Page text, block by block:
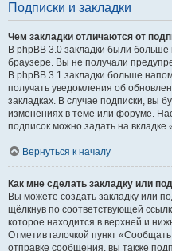
Подписки и закладки
Чем закладки отличаются от
В phpBB 3.0 закладки были
браузере. Вы не получали
В phpBB 3.1 закладки больше
получать уведомления об
закладках. В случае подписки, вы
изменениях в теме или форуме.
подписок можно задать на
Вернуться к началу
Как мне сделать закладку или
Вы можете создать закладку или
щёлкнув по соответствующей
которое находится в верхней и
Отметив галочкой пункт
отправке сообщения, вы также